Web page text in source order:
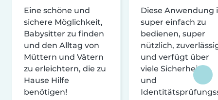
Eine schöne und
sichere Möglichkeit,
Babysitter zu finden
und den Alltag von
Müttern und Vätern
zu erleichtern, die zu
Hause Hilfe
benötigen!
Diese Anwendung
super einfach zu
bedienen, super
nützlich,
und verfügt über
viele Sicherheits-
und